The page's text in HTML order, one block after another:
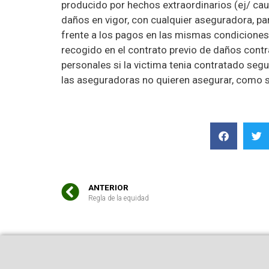
producido por hechos extraordinarios (ej/
daños en vigor, con cualquier aseguradora,
frente a los pagos en las mismas
recogido en el contrato previo de daños
personales si la victima tenia contratado
las aseguradoras no quieren asegurar,
ANTERIOR
Regla de la equidad